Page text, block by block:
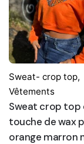
Sweat- crop top,
Vêtements
Sweat crop top
touche de wax
orange marron